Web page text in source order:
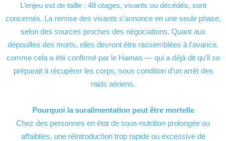
L’enjeu est de taille : 48 otages, vivants ou décédés, sont
concernés. La remise des vivants s’annonce en une seule phase,
selon des sources proches des négociations. Quant aux
dépouilles des morts, elles devront être rassemblées à l’avance,
comme cela a été confirmé par le Hamas — qui a déjà dit qu’il se
préparait à récupérer les corps, sous condition d’un arrêt des
raids aériens.
Pourquoi la suralimentation peut être mortelle
Chez des personnes en état de sous-nutrition prolongée ou
affaiblies, une réintroduction trop rapide ou excessive de